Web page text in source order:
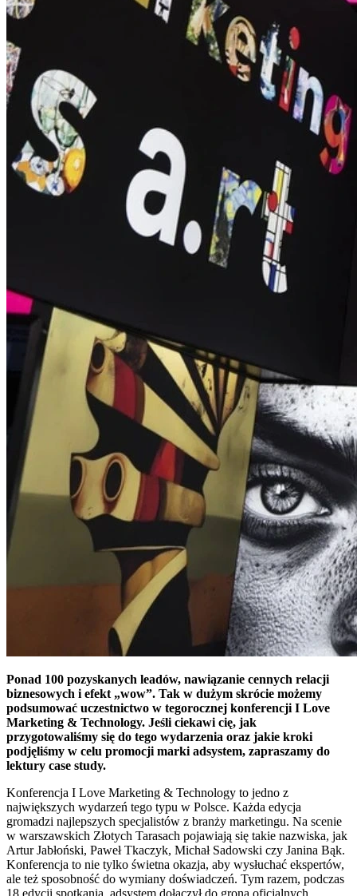
Ponad 100 pozyskanych leadów, nawiązanie cennych relacji
biznesowych i efekt „wow”. Tak w dużym skrócie możemy
podsumować uczestnictwo w tegorocznej konferencji I Love
Marketing & Technology. Jeśli ciekawi cię, jak
przygotowaliśmy się do tego wydarzenia oraz jakie kroki
podjęliśmy w celu promocji marki adsystem, zapraszamy do
lektury case study.
Konferencja I Love Marketing & Technology to jedno z
największych wydarzeń tego typu w Polsce. Każda edycja
gromadzi najlepszych specjalistów z branży marketingu. Na scenie
w warszawskich Złotych Tarasach pojawiają się takie nazwiska, jak
Artur Jabłoński, Paweł Tkaczyk, Michał Sadowski czy Janina Bąk.
Konferencja to nie tylko świetna okazja, aby wysłuchać ekspertów,
ale też sposobność do wymiany doświadczeń. Tym razem, podczas